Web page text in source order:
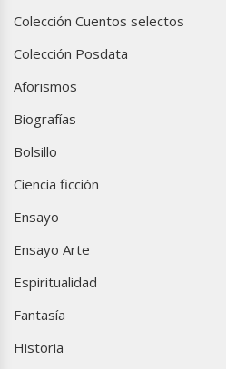
Colección Cuentos selectos
Colección Posdata
Aforismos
Biografías
Bolsillo
Ciencia ficción
Ensayo
Ensayo Arte
Espiritualidad
Fantasía
Historia